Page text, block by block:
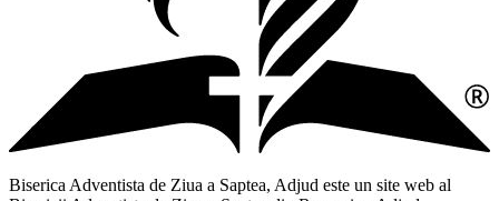
Biserica Adventista de Ziua a Saptea, Adjud este un site web al